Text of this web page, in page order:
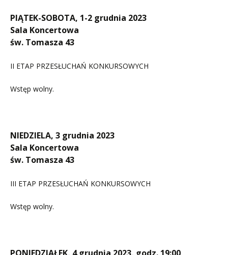
PIĄTEK-SOBOTA, 1-2 grudnia 2023
Sala Koncertowa
św. Tomasza 43
II ETAP PRZESŁUCHAŃ KONKURSOWYCH
Wstęp wolny.
NIEDZIELA, 3 grudnia 2023
Sala Koncertowa
św. Tomasza 43
III ETAP PRZESŁUCHAŃ KONKURSOWYCH
Wstęp wolny.